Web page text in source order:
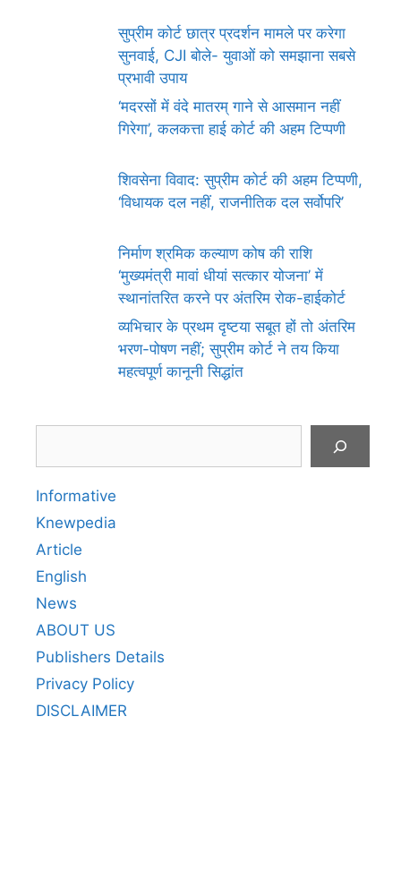
सुप्रीम कोर्ट छात्र प्रदर्शन मामले पर करेगा
सुनवाई, CJI बोले- युवाओं को समझाना सबसे
प्रभावी उपाय
‘मदरसों में वंदे मातरम् गाने से आसमान नहीं
गिरेगा’, कलकत्ता हाई कोर्ट की अहम टिप्पणी
शिवसेना विवाद: सुप्रीम कोर्ट की अहम टिप्पणी,
‘विधायक दल नहीं, राजनीतिक दल सर्वोपरि’
निर्माण श्रमिक कल्याण कोष की राशि
‘मुख्यमंत्री मावां धीयां सत्कार योजना’ में
स्थानांतरित करने पर अंतरिम रोक-हाईकोर्ट
व्यभिचार के प्रथम दृष्टया सबूत हों तो अंतरिम
भरण-पोषण नहीं; सुप्रीम कोर्ट ने तय किया
महत्वपूर्ण कानूनी सिद्धांत
Informative
Knewpedia
Article
English
News
ABOUT US
Publishers Details
Privacy Policy
DISCLAIMER